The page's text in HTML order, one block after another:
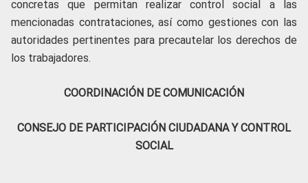
concretas que permitan realizar control social a las
mencionadas contrataciones, así como gestiones con las
autoridades pertinentes para precautelar los derechos de
los trabajadores.
COORDINACIÓN DE COMUNICACIÓN
CONSEJO DE PARTICIPACIÓN CIUDADANA Y CONTROL
SOCIAL